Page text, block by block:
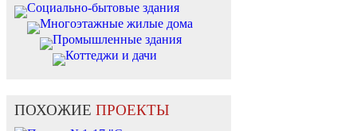
Социально-бытовые здания
Многоэтажные жилые дома
Промышленные здания
Коттеджи и дачи
ПОХОЖИЕ ПРОЕКТЫ